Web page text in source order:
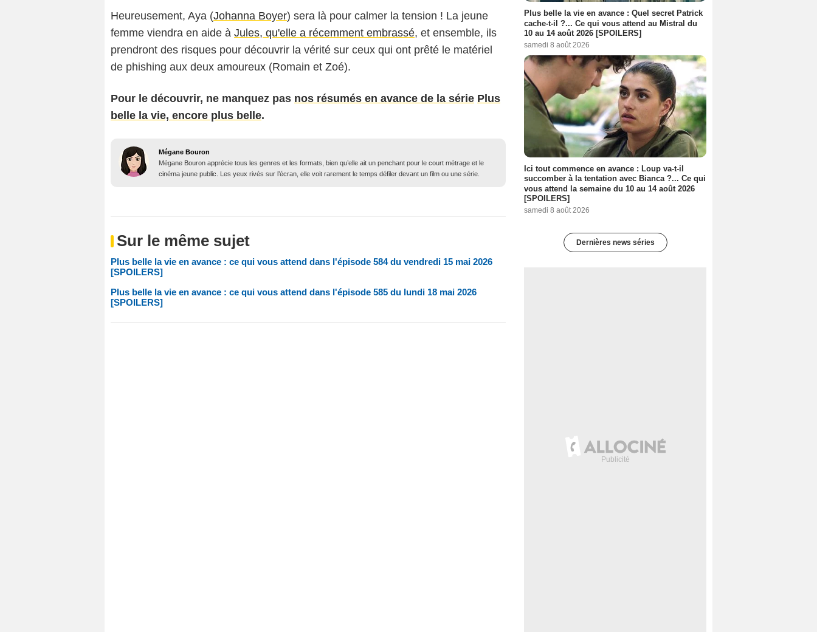
Heureusement, Aya (Johanna Boyer) sera là pour calmer la tension ! La jeune
femme viendra en aide à Jules, qu'elle a récemment embrassé, et ensemble, ils
prendront des risques pour découvrir la vérité sur ceux qui ont prêté le matériel
de phishing aux deux amoureux (Romain et Zoé).
Pour le découvrir, ne manquez pas nos résumés en avance de la série Plus
belle la vie, encore plus belle.
Mégane Bouron
Mégane Bouron apprécie tous les genres et les formats, bien qu’elle ait un penchant pour le court métrage et le
cinéma jeune public. Les yeux rivés sur l’écran, elle voit rarement le temps défiler devant un film ou une série.
Sur le même sujet
Plus belle la vie en avance : ce qui vous attend dans l'épisode 584 du vendredi 15 mai 2026
[SPOILERS]
Plus belle la vie en avance : ce qui vous attend dans l'épisode 585 du lundi 18 mai 2026
[SPOILERS]
Plus belle la vie en avance : Quel secret Patrick
cache-t-il ?... Ce qui vous attend au Mistral du
10 au 14 août 2026 [SPOILERS]
samedi 8 août 2026
Ici tout commence en avance : Loup va-t-il
succomber à la tentation avec Bianca ?... Ce qui
vous attend la semaine du 10 au 14 août 2026
[SPOILERS]
samedi 8 août 2026
Dernières news séries